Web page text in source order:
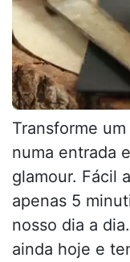
Transforme
numa entrada
glamour. Fácil
apenas 5
nosso dia a
ainda hoje e